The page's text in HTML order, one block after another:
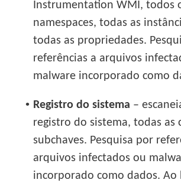
Instrumentation WMI, todos
namespaces, todas as
todas as propriedades.
referências a arquivos
malware incorporado como
• Registro do sistema –
registro do sistema, todas as
subchaves. Pesquisa por
arquivos infectados ou
incorporado como dados. Ao